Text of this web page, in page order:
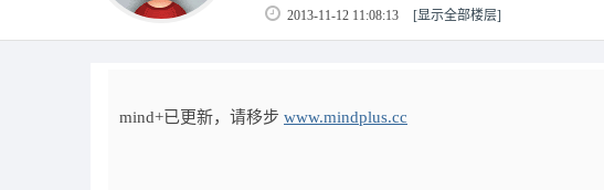
2013-11-12 11:08:13 [显示全部楼层]
mind+已更新，请移步 www.mindplus.cc